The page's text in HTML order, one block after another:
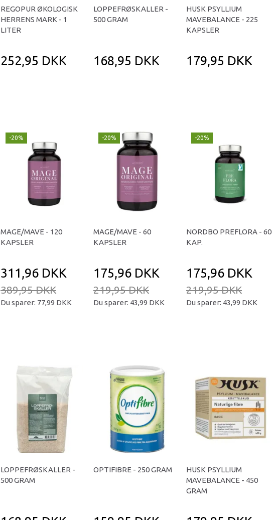
REGOPUR ØKOLOGISK
HERRENS MARK - 1
LITER
252,95 DKK
LOPPEFRØSKALLER -
500 GRAM
168,95 DKK
HUSK PSYLLIUM
MAVEBALANCE - 225
KAPSLER
179,95 DKK
-20%
MAGE/MAVE - 120
KAPSLER
311,96 DKK
389,95 DKK
Du sparer: 77,99 DKK
-20%
MAGE/MAVE - 60
KAPSLER
175,96 DKK
219,95 DKK
Du sparer: 43,99 DKK
-20%
NORDBO PREFLORA - 60
KAP.
175,96 DKK
219,95 DKK
Du sparer: 43,99 DKK
LOPPEFRØSKALLER -
500 GRAM
OPTIFIBRE - 250 GRAM
HUSK PSYLLIUM
MAVEBALANCE - 450
GRAM